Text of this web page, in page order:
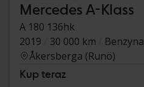
Mercedes A-Klass
A 180 136hk
2019
30 000 km
Benzyna
Åkersberga (Runö)
Kup teraz